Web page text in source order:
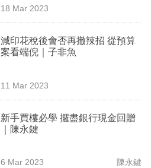
18 Mar 2023
減印花稅後會否再撤辣招 從預算
案看端倪｜子非魚
11 Mar 2023
新手買樓必學 攞盡銀行現金回贈
｜陳永鍵
6 Mar 2023 陳永鍵